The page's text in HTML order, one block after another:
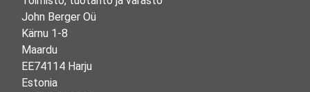
John Berger Oü
Kärnu 1-8
Maardu
EE74114 Harju
Estonia